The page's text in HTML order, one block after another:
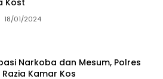
Kost
18/01/2024
Narkoba dan Mesum, Polres
Kamar Kos